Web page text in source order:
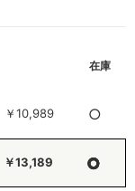
￥10,989 ○
￥13,189 ○